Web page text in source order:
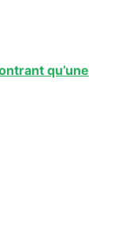
qu’une